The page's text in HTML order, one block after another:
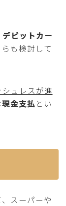
デビットカー
も検討して
シュレスが進
現金支払 とい
スーパーや